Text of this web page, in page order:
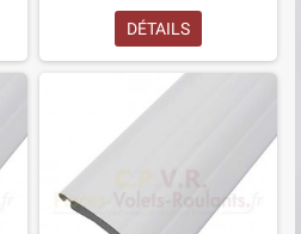
DÉTAILS